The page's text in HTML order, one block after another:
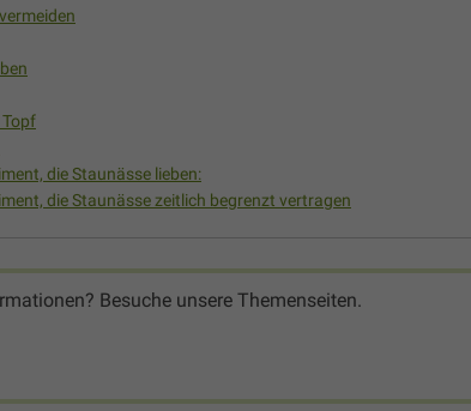
die Staunässe lieben:
die Staunässe zeitlich begrenzt vertragen
Besuche unsere Themenseiten.